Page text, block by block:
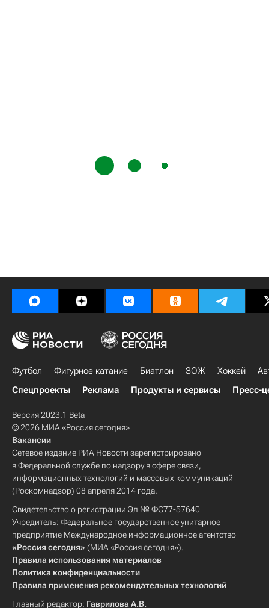
Футбол Фигурное катание Биатлон ЗОЖ Хоккей
Спецпроекты
Реклама Продукты и сервисы Пресс-
Версия 2023.1 Beta
© 2026 МИА «Россия сегодня»
Вакансии
Сетевое издание РИА Новости зарегистрировано
в Федеральной службе по надзору в сфере связи,
информационных технологий и массовых коммуникаций
(Роскомнадзор) 08 апреля 2014 года.
Свидетельство о регистрации Эл № ФС77-57640
Учредитель: Федеральное государственное унитарное
предприятие Международное информационное агентство
«Россия сегодня» (МИА «Россия сегодня»).
Правила использования материалов
Политика конфиденциальности
Правила применения рекомендательных технологий
Главный редактор: Гаврилова А.В.